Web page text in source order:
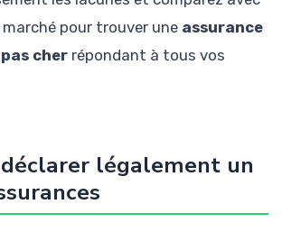
pour trouver une assurance
cher répondant à tous vos
légalement un